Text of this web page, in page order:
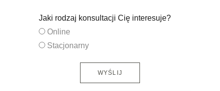
Jaki rodzaj konsultacji Cię interesuje?
Online
Stacjonarny
WYŚLIJ